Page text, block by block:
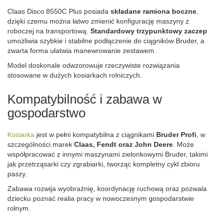
Claas Disco 8550C Plus posiada składane ramiona boczne
dzięki czemu można łatwo zmienić konfigurację maszyny z
roboczej na transportową. Standardowy trzypunktowy zaczep
umożliwia szybkie i stabilne podłączenie do ciągników Bruder, a
zwarta forma ułatwia manewrowanie zestawem.
Model doskonale odwzorowuje rzeczywiste rozwiązania
stosowane w dużych kosiarkach rolniczych.
Kompatybilność i zabawa w
gospodarstwo
Kosiarka jest w pełni kompatybilna z ciągnikami Bruder Profi , w
szczególności marek Claas, Fendt oraz John Deere . Może
współpracować z innymi maszynami zielonkowymi Bruder, takimi
jak przetrząsarki czy zgrabiarki, tworząc kompletny cykl zbioru
paszy.
Zabawa rozwija wyobraźnię, koordynację ruchową oraz pozwala
dziecku poznać realia pracy w nowoczesnym gospodarstwie
rolnym.